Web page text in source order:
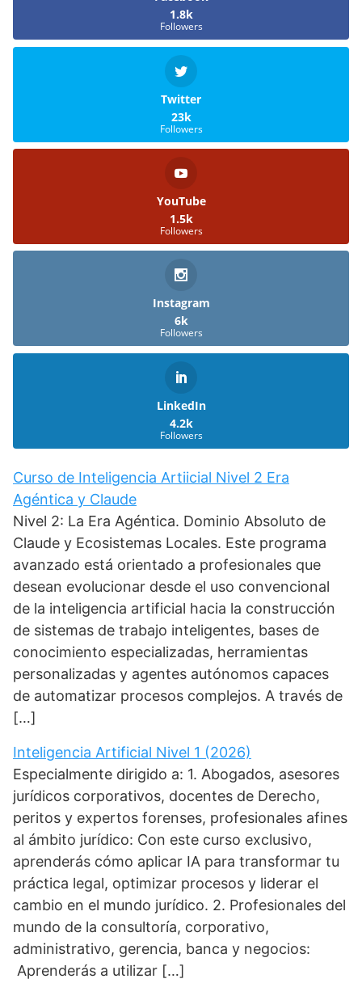
1.8k
Followers
Twitter
23k
Followers
YouTube
1.5k
Followers
Instagram
6k
Followers
LinkedIn
4.2k
Followers
Curso de Inteligencia Artiicial Nivel 2 Era
Agéntica y Claude
Nivel 2: La Era Agéntica. Dominio Absoluto de
Claude y Ecosistemas Locales. Este programa
avanzado está orientado a profesionales que
desean evolucionar desde el uso convencional
de la inteligencia artificial hacia la construcción
de sistemas de trabajo inteligentes, bases de
conocimiento especializadas, herramientas
personalizadas y agentes autónomos capaces
de automatizar procesos complejos. A través de
[…]
Inteligencia Artificial Nivel 1 (2026)
Especialmente dirigido a: 1. Abogados, asesores
jurídicos corporativos, docentes de Derecho,
peritos y expertos forenses, profesionales afines
al ámbito jurídico: Con este curso exclusivo,
aprenderás cómo aplicar IA para transformar tu
práctica legal, optimizar procesos y liderar el
cambio en el mundo jurídico. 2. Profesionales del
mundo de la consultoría, corporativo,
administrativo, gerencia, banca y negocios:
Aprenderás a utilizar […]